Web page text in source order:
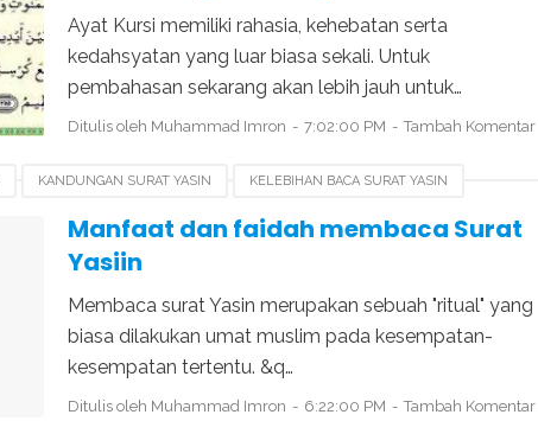
Ayat Kursi memiliki rahasia, kehebatan serta
kedahsyatan yang luar biasa sekali. Untuk
pembahasan sekarang akan lebih jauh untuk…
Ditulis oleh Muhammad Imron 7:02:00 PM Tambah Komentar
KANDUNGAN SURAT YASIN KELEBIHAN BACA SURAT YASIN
Manfaat dan faidah membaca Surat
Yasiin
Membaca surat Yasin merupakan sebuah "ritual" yang
biasa dilakukan umat muslim pada kesempatan-
kesempatan tertentu. &q…
Ditulis oleh Muhammad Imron 6:22:00 PM Tambah Komentar